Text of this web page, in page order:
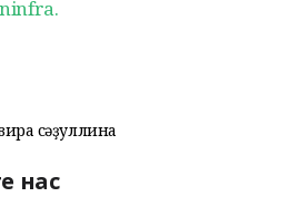
Әсәҙуллина
нас